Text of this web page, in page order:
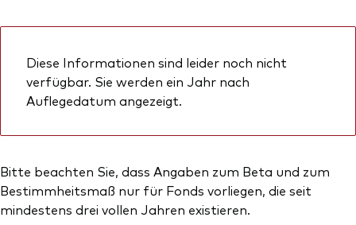
Diese Informationen sind leider noch nicht
verfügbar. Sie werden ein Jahr nach
Auflegedatum angezeigt.
Bitte beachten Sie, dass Angaben zum Beta und zum
Bestimmheitsmaß nur für Fonds vorliegen, die seit
mindestens drei vollen Jahren existieren.